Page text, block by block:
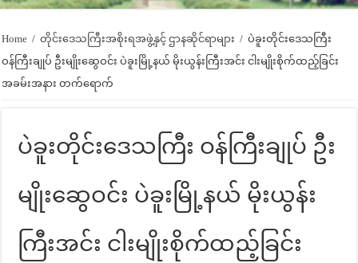
Home / တိုင်းဒေသကြီးအစိုးရအဖွဲ့နှင့် ဌာနဆိုင်ရာများ / ပဲခူးတိုင်းဒေသကြီး
ဝန်ကြီးချုပ် ဦးမျိုးဆွေဝင်း ပဲခူးမြို့နယ် မိုးယွန်းကြီးအင်း ငါးမျိုးစိုက်ထည့်ခြင်း
အခမ်းအနား တက်ရောက်
ပဲခူးတိုင်းဒေသကြီး ဝန်ကြီးချုပ် ဦး
မျိုးဆွေဝင်း ပဲခူးမြို့နယ် မိုးယွန်း
ကြီးအင်း ငါးမျိုးစိုက်ထည့်ခြင်း